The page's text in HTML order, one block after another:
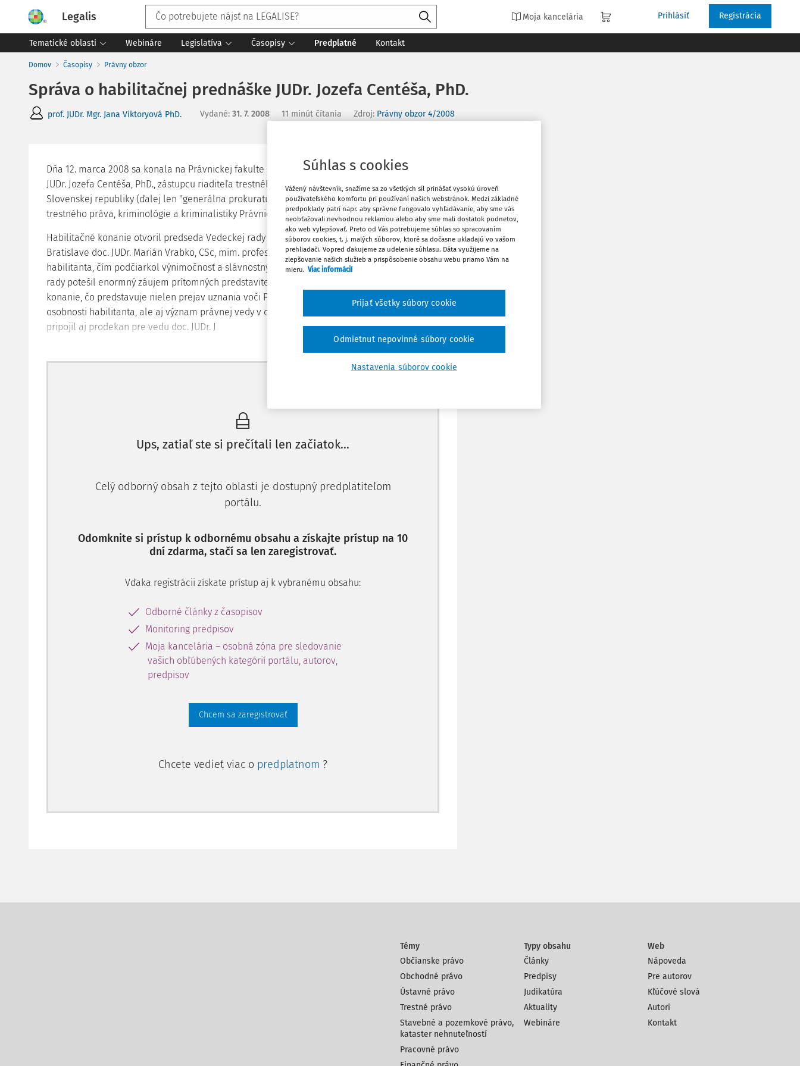
Legalis Moja kancelária Prihlásiť Registrácia
Tematické oblasti Webináre Legislatíva Časopisy Predplatné Kontakt
Domov Časopisy Právny obzor
Správa o habilitačnej prednáške JUDr. Jozefa Centéša, PhD.
prof. JUDr. Mgr. Jana Viktoryová PhD. Vydané: 31. 7. 2008 11 minút čítania Zdroj: Právny obzor 4/2008
Dňa 12. marca 2008 sa konala na Právnickej fakulte UK v Bratislave habilitačná prednáška
JUDr. Jozefa Centéša, PhD., zástupcu riaditeľa trestného odboru Generálnej prokuratúry
Slovenskej republiky (ďalej len "generálna prokuratúra") a externého pedagóga na Katedre
trestného práva, kriminológie a kriminalistiky Právnickej fakulty UK v Bratislave.
Habilitačné konanie otvoril predseda Vedeckej rady a súčasne dekan Právnickej fakulty UK v
Bratislave doc. JUDr. Marián Vrabko, CSc, mim. profesor, ktorý privítal zúčastnených a
habilitanta, čím podčiarkol výnimočnosť a slávnostný ráz danej chvíle. Predsedu Vedeckej
rady potešil enormný záujem prítomných predstaviteľov trestnoprávnej teórie a praxe o dané
konanie, čo predstavuje nielen prejav uznania voči Právnickej fakulte UK v Bratisla ve a
osobnosti habilitanta, ale aj význam právnej vedy v dnešnej spoločnosti. K privítaniu sa
pripojil aj prodekan pre vedu doc. JUDr. J
Ups, zatiaľ ste si prečítali len začiatok...
Celý odborný obsah z tejto oblasti je dostupný predplatiteľom
portálu.
Odomknite si prístup k odbornému obsahu a získajte prístup na 10
dní zdarma, stačí sa len zaregistrovať.
Vďaka registrácii získate prístup aj k vybranému obsahu:
Odborné články z časopisov
Monitoring predpisov
Moja kancelária – osobná zóna pre sledovanie
vašich obľúbených kategórií portálu, autorov,
predpisov
Chcem sa zaregistrovať
Chcete vedieť viac o predplatnom ?
Obľúbené
Zdieľať
Témy
Občianske právo
Obchodné právo
Ústavné právo
Trestné právo
Stavebné a pozemkové právo,
kataster nehnuteľností
Pracovné právo
Typy obsahu
Články
Predpisy
Judikatúra
Aktuality
Webináre
Web
Nápoveda
Pre autorov
Kľúčové slová
Autori
Kontakt
Súhlas s cookies
Vážený návštevník, snažíme sa zo všetkých síl prinášať vysokú úroveň
používateľského komfortu pri používaní našich webstránok. Medzi základné
predpoklady patrí napr. aby správne fungovalo vyhľadávanie, aby sme vás
neobťažovali nevhodnou reklamou alebo aby sme mali dostatok podnetov,
ako web vylepšovať. Preto od Vás potrebujeme súhlas so spracovaním
súborov cookies, t. j. malých súborov, ktoré sa dočasne ukladajú vo vašom
prehliadači. Vopred ďakujeme za udelenie súhlasu. Dáta využijeme na
zlepšovanie našich služieb a prispôsobenie obsahu webu priamo Vám na
mieru. Viac informácií
Nastavenia súborov cookie
Odmietnut nepovinné súbory cookie
Prijať všetky súbory cookie